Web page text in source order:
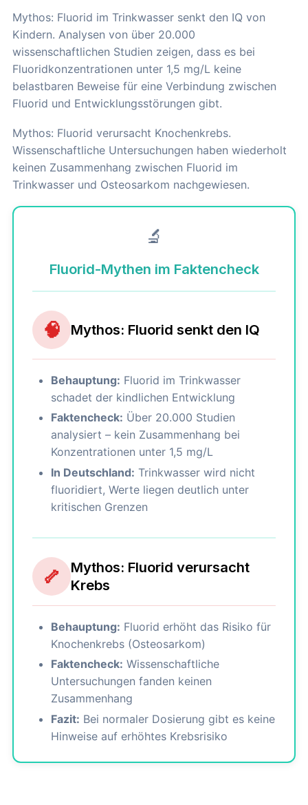
Mythos: Fluorid im Trinkwasser senkt den IQ von
Kindern. Analysen von über 20.000
wissenschaftlichen Studien zeigen, dass es bei
Fluoridkonzentrationen unter 1,5 mg/L keine
belastbaren Beweise für eine Verbindung zwischen
Fluorid und Entwicklungsstörungen gibt.
Mythos: Fluorid verursacht Knochenkrebs.
Wissenschaftliche Untersuchungen haben wiederholt
keinen Zusammenhang zwischen Fluorid im
Trinkwasser und Osteosarkom nachgewiesen.
🔬
Fluorid-Mythen im Faktencheck
🧠 Mythos: Fluorid senkt den IQ
Behauptung: Fluorid im Trinkwasser
schadet der kindlichen Entwicklung
Faktencheck: Über 20.000 Studien
analysiert – kein Zusammenhang bei
Konzentrationen unter 1,5 mg/L
In Deutschland: Trinkwasser wird nicht
fluoridiert, Werte liegen deutlich unter
kritischen Grenzen
🦴
Mythos: Fluorid verursacht
Krebs
Behauptung: Fluorid erhöht das Risiko für
Knochenkrebs (Osteosarkom)
Faktencheck: Wissenschaftliche
Untersuchungen fanden keinen
Zusammenhang
Fazit: Bei normaler Dosierung gibt es keine
Hinweise auf erhöhtes Krebsrisiko